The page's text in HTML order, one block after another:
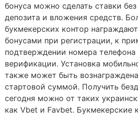
бонуса можно сделать ставки
депозита и вложения средств.
букмекерских контор
бонусами при регистрации, к
подтверждении номера
верификации. Установка
также может быть
стартовой суммой. Получить
сегодня можно от таких
как Vbet и Favbet. Букмекерские